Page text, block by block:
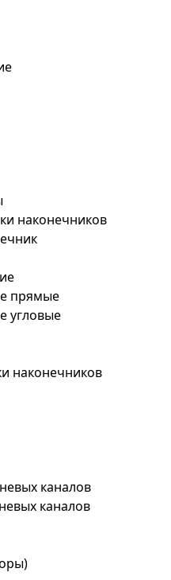
наконечников
прямые
угловые
наконечников
каналов
каналов